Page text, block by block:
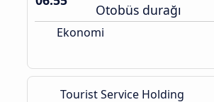
Otobüs durağı
Ekonomi
Tourist Service Holding